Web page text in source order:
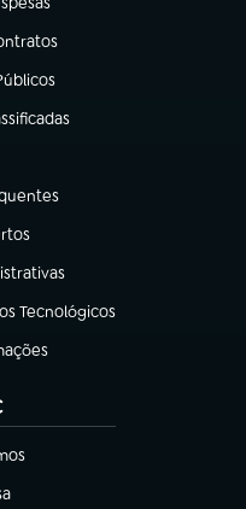
aba)
aba)
nova aba)
aba)
Tecnológicos
aba)
aba)
nova aba)